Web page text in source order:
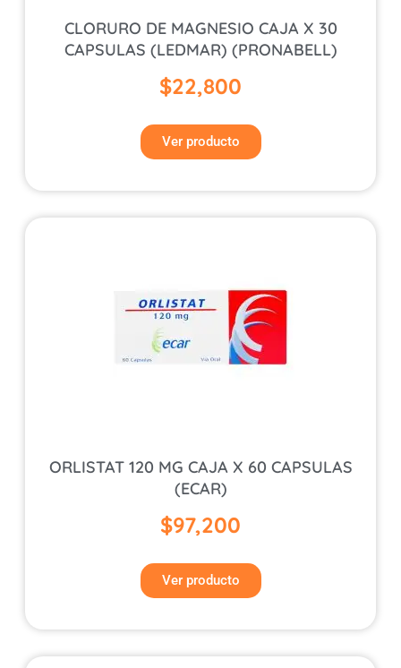
CLORURO DE MAGNESIO CAJA X 30
CAPSULAS (LEDMAR) (PRONABELL)
$22,800
Ver producto
ORLISTAT 120 MG CAJA X 60 CAPSULAS
(ECAR)
$97,200
Ver producto